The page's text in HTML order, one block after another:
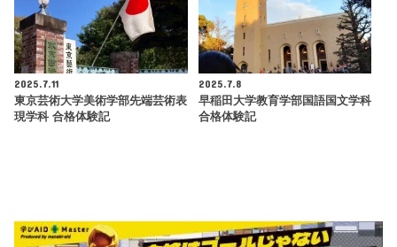
2025.7.11
東京芸術大学美術学部先端芸術表
現学科 合格体験記
2025.7.8
早稲田大学教育学部国語国文学科
合格体験記